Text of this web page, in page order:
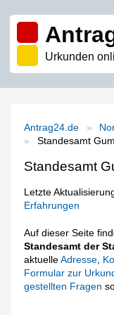
Urkunden
Antrag24.de
Standesamt
Standesamt
Letzte
Erfahrungen
Auf dieser Seite
Standesamt der
aktuelleAdresse
Formular zur
gestellten Fragen